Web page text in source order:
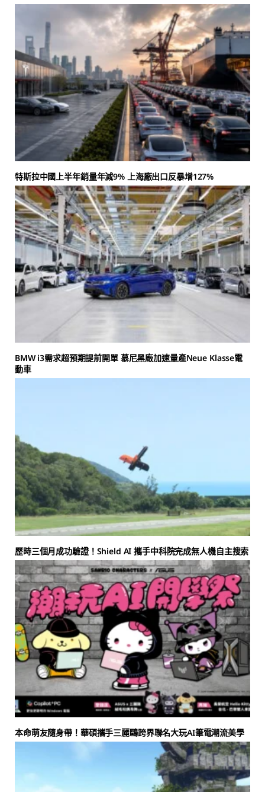
特斯拉中國上半年銷量年減9% 上海廠出口反暴增127%
BMW i3需求超預期提前開單 慕尼黑廠加速量產Neue Klasse電
動車
歷時三個月成功驗證！Shield AI 攜手中科院完成無人機自主搜索
本命萌友隨身帶！華碩攜手三麗鷗跨界聯名大玩AI筆電潮流美學